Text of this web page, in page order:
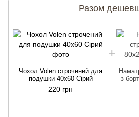
Разом
Чохол Volen строчений для
подушки 40х60 Сірий
220 грн
з